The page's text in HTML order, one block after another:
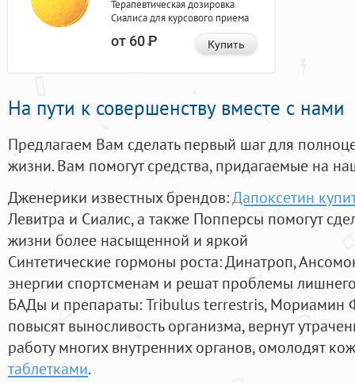
Терапевтическая дозировка
Сиалиса для курсового приема
от 60Р Купить
На пути к совершенству вместе с нами
Предлагаем Вам сделать первый шаг для
жизни. Вам помогут средства, придагаемые на
Дженерики известных брендов:Дапоксетин
Левитра и Сиалис, а также Попперсы помогут
жизни более насыщенной и яркой
Синтетические гормоны роста: Динатроп,
энергии спортсменам и решат проблемы
БАДы и препараты:Tribulus terrestris, Мориамин
повысят выносливость организма, вернут
работу многих внутренних органов, омолодят
таблетками.